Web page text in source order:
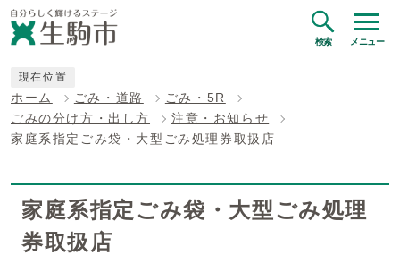
検索 メニュー
現在位置
ホーム ごみ・道路
ごみ・5R
ごみの分け方・出し方
注意・お知らせ
家庭系指定ごみ袋・大型ごみ処理券取扱店
家庭系指定ごみ袋・大型ごみ処理
券取扱店